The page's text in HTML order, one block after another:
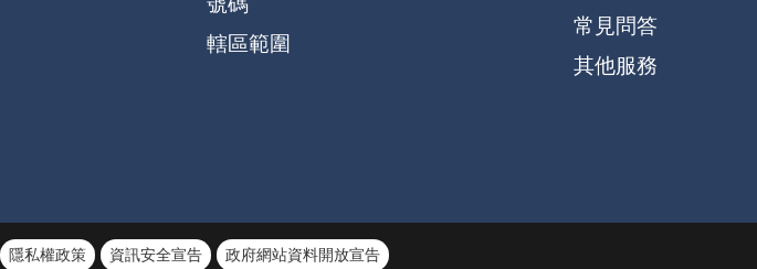
轄區範圍
常見問答
其他服務
隱私權政策 資訊安全宣告
政府網站資料開放宣告